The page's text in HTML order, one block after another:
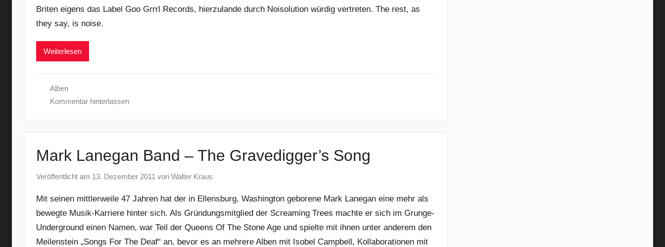
Briten eigens das Label Goo Grrrl Records, hierzulande durch Noisolution würdig vertreten. The rest, as
they say, is noise.
Weiterlesen
Alben
Kommentar hinterlassen
Mark Lanegan Band – The Gravedigger’s Song
Veröffentlicht am 13. Dezember 2011 von Walter Kraus
Mit seinen mittlerweile 47 Jahren hat der in Ellensburg, Washington geborene Mark Lanegan eine mehr als
bewegte Musik-Karriere hinter sich. Als Gründungsmitglied der Screaming Trees machte er sich im Grunge-
Underground einen Namen, war Teil der Queens Of The Stone Age und spielte mit ihnen unter anderem den
Meilenstein „Songs For The Deaf“ an, bevor es an mehrere Alben mit Isobel Campbell, Kollaborationen mit